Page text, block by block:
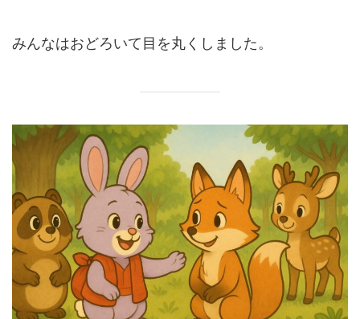
みんなはおどろいて目を丸くしました。